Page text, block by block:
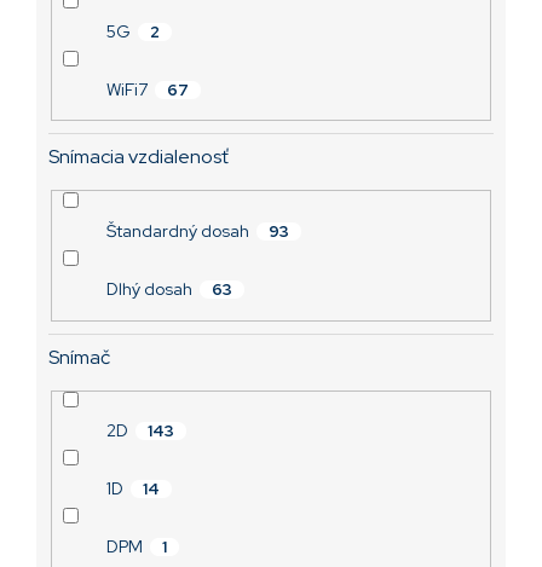
5G 2
WiFi7 67
Snímacia vzdialenosť
Štandardný dosah 93
Dlhý dosah 63
Snímač
2D 143
1D 14
DPM 1